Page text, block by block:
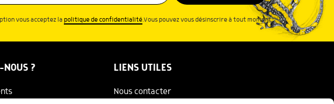
vous acceptez lapolitique de confidentialité.Vous pouvez vous désinscrire à tout moment.
NOUS ? LIENS UTILES
Nous contacter